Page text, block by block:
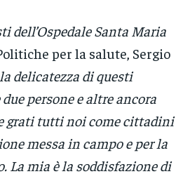
dell’Ospedale Santa Maria
per la salute, Sergio
delicatezza di questi
persone e altre ancora
grati tutti noi come cittadini
messa in campo e per la
La mia è la soddisfazione di